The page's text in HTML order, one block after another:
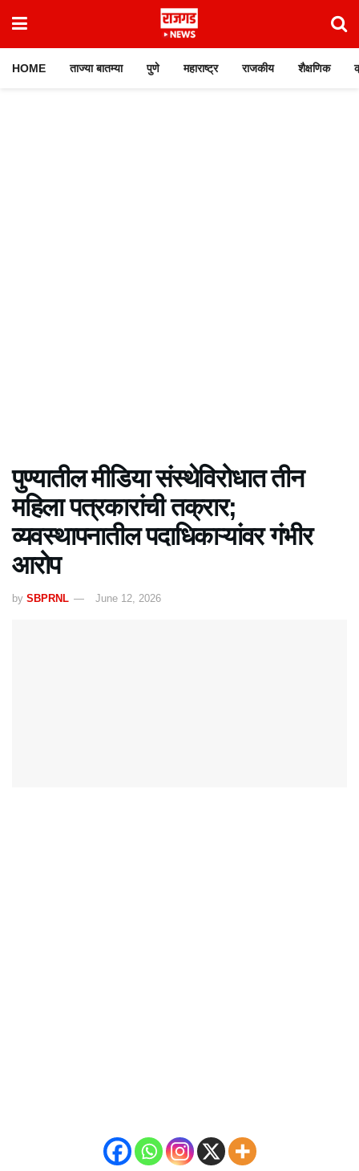
HOME ताज्या बातम्या पुणे महाराष्ट्र राजकीय शैक्षणिक
पुण्यातील मीडिया संस्थेविरोधात तीन
महिला पत्रकारांची तक्रार;
व्यवस्थापनातील पदाधिकाऱ्यांवर गंभीर
आरोप
by SBPRNL June 12, 2026